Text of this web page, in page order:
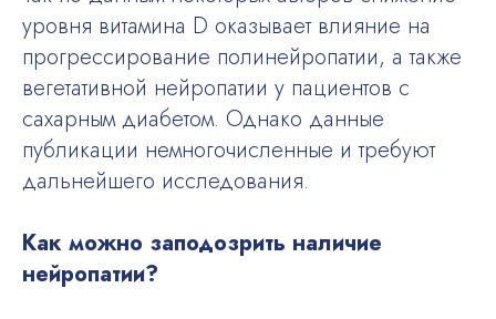
уровня витамина D оказывает влияние на
прогрессирование полинейропатии, а также
вегетативной нейропатии у пациентов с
сахарным диабетом. Однако данные
публикации немногочисленные и требуют
дальнейшего исследования.
Как можно заподозрить наличие
нейропатии?